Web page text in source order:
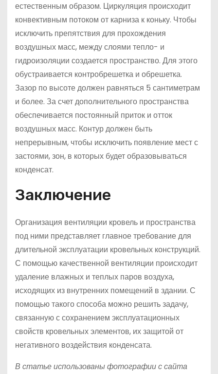
естественным образом. Циркуляция происходит
конвективным потоком от карниза к коньку. Чтобы
исключить препятствия для прохождения
воздушных масс, между слоями тепло- и
гидроизоляции создается пространство. Для этого
обустраивается контробрешетка и обрешетка.
Зазор по высоте должен равняться 5 сантиметрам
и более. За счет дополнительного пространства
обеспечивается постоянный приток и отток
воздушных масс. Контур должен быть
непрерывным, чтобы исключить появление мест с
застоями, зон, в которых будет образовываться
конденсат.
Заключение
Организация вентиляции кровель и пространства
под ними представляет главное требование для
длительной эксплуатации кровельных конструкций.
С помощью качественной вентиляции происходит
удаление влажных и теплых паров воздуха,
исходящих из внутренних помещений в здании. С
помощью такого способа можно решить задачу,
связанную с сохранением эксплуатационных
свойств кровельных элементов, их защитой от
негативного воздействия конденсата.
В статье использованы фотографии с сайта